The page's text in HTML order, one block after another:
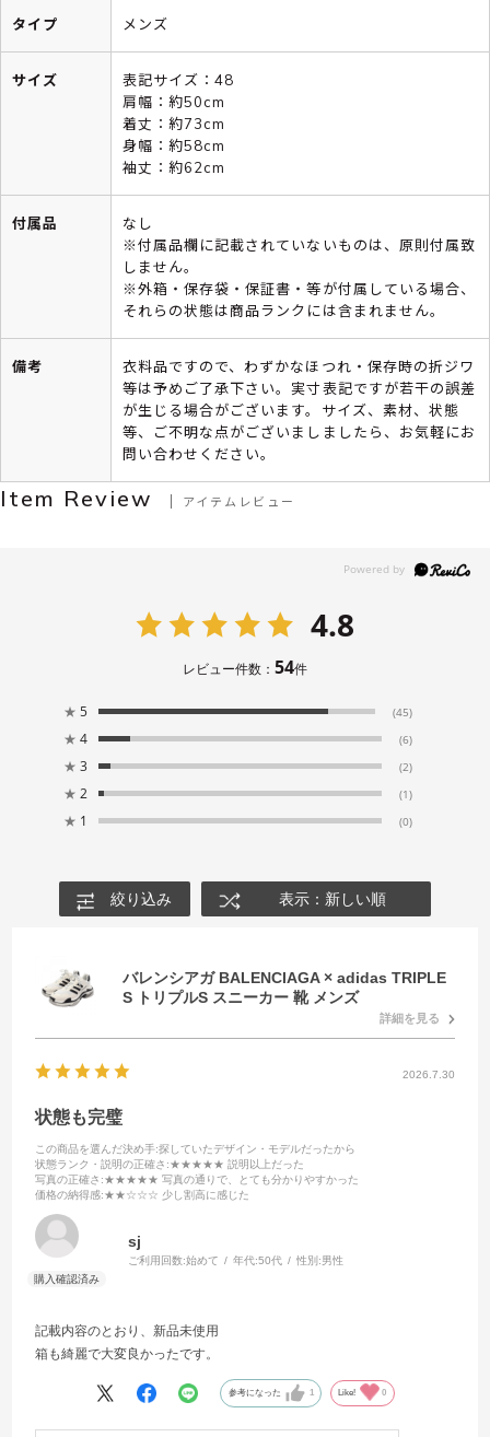
タイプ メンズ
サイズ
表記サイズ：48
肩幅：約50cm
着丈：約73cm
身幅：約58cm
袖丈：約62cm
付属品
なし
※付属品欄に記載されていないものは、原則付属致
しません。
※外箱・保存袋・保証書・等が付属している場合、
それらの状態は商品ランクには含まれません。
備考
衣料品ですので、わずかなほつれ・保存時の折ジワ
等は予めご了承下さい。実寸表記ですが若干の誤差
が生じる場合がございます。サイズ、素材、状態
等、ご不明な点がございましましたら、お気軽にお
問い合わせください。
Item Review アイテムレビュー
4.8
レビュー件数： 54件
★ 5 (45)
★ 4 (6)
★ 3 (2)
★ 2 (1)
★ 1 (0)
絞り込み 表示：新しい順
バレンシアガ BALENCIAGA × adidas TRIPLE
S トリプルS スニーカー 靴 メンズ
詳細を見る
2026.7.30
状態も完璧
この商品を選んだ決め手:探していたデザイン・モデルだったから
状態ランク・説明の正確さ :★★★★★ 説明以上だった
写真の正確さ :★★★★★ 写真の通りで、とても分かりやすかった
価格の納得感:★★☆☆☆ 少し割高に感じた
sj
ご利用回数:始めて 年代:50代 性別:男性
記載内容のとおり、新品未使用
箱も綺麗で大変良かったです。
参考になった 1 Like! 0